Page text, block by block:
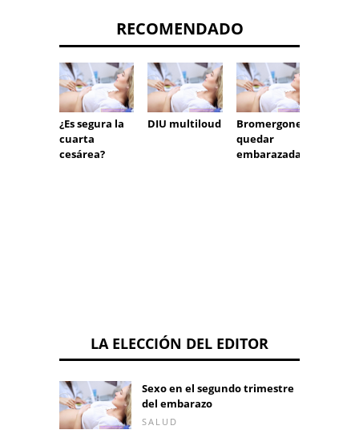
RECOMENDADO
¿Es segura la
cuarta
cesárea?
DIU multiloud
Bromergone y
quedar
embarazada
LA ELECCIÓN DEL EDITOR
Sexo en el segundo trimestre
del embarazo
SALUD